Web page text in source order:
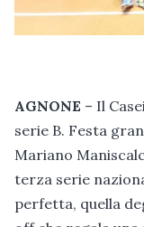
AGNONE – Il
serie B. Festa
Mariano
terza serie
perfetta, quella